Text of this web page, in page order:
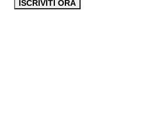
ISCRIVITI ORA